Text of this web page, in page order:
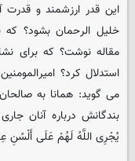
این قدر ارزشمند و
خلیل الرحمان بشود؟ که
مقاله نوشت؟ که برای
استدلال کرد؟
می گوید: همانا به
بندگانش درباره آنان
یُجْرِی اللَّهُ لَهُمْ عَلَى أَلْسُنِ